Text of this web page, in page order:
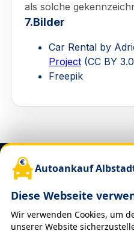
als solche
7.Bilder
Car Rental by
Project (CC BY
Freepik
Autoankauf
Diese Webseite
Wir verwenden Cookies, um
unserer Website
Über uns
Autoankauf in Albstadt